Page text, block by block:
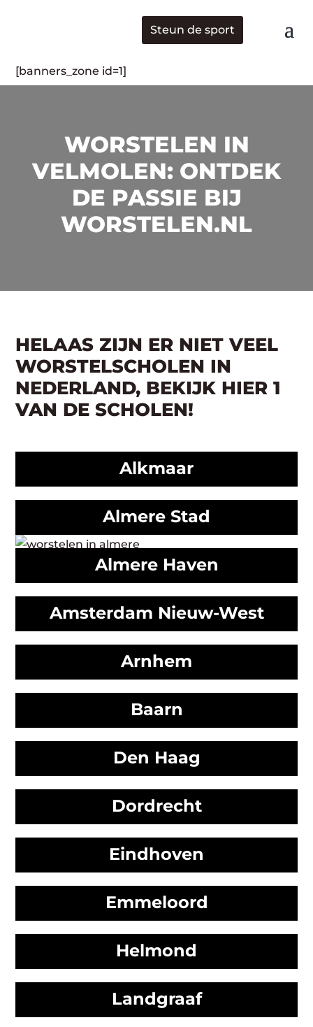
Steun de sport
[banners_zone id=1]
WORSTELEN IN
VELMOLEN: ONTDEK
DE PASSIE BIJ
WORSTELEN.NL
HELAAS ZIJN ER NIET VEEL
WORSTELSCHOLEN IN
NEDERLAND, BEKIJK HIER 1
VAN DE SCHOLEN!
Alkmaar
Almere Stad
Almere Haven
Amsterdam Nieuw-West
Arnhem
Baarn
Den Haag
Dordrecht
Eindhoven
Emmeloord
Helmond
Landgraaf